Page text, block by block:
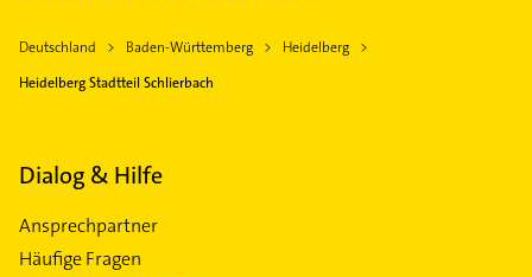
Deutschland Baden-Württemberg
Heidelberg
Heidelberg Stadtteil Schlierbach
Dialog & Hilfe
Ansprechpartner
Häufige Fragen